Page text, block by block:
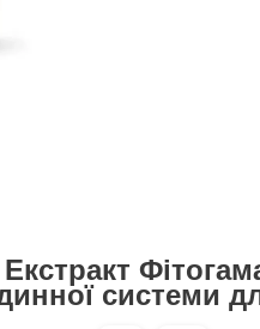
системи